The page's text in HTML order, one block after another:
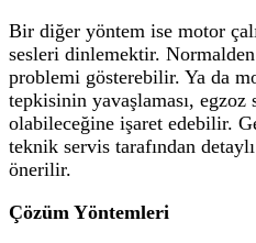
Bir diğer yöntem ise motor
sesleri dinlemektir.
problemi gösterebilir. Ya da
tepkisinin yavaşlaması, egzoz
olabileceğine işaret edebilir.
teknik servis tarafından
önerilir.
Çözüm Yöntemleri